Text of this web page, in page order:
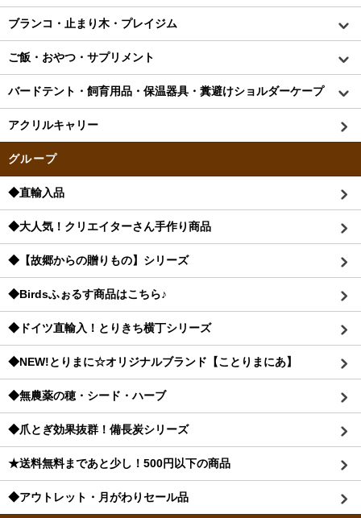
ブランコ・止まり木・プレイジム
ご飯・おやつ・サプリメント
バードテント・飼育用品・保温器具・糞避けショルダーケープ
アクリルキャリー
グループ
◆直輸入品
◆大人気！クリエイターさん手作り商品
◆【故郷からの贈りもの】シリーズ
◆Birdsふぉるす商品はこちら♪
◆ドイツ直輸入！とりきち横丁シリーズ
◆NEW!とりまに☆オリジナルブランド【ことりまにあ】
◆無農薬の穂・シード・ハーブ
◆爪とぎ効果抜群！備長炭シリーズ
★送料無料まであと少し！500円以下の商品
◆アウトレット・月がわりセール品